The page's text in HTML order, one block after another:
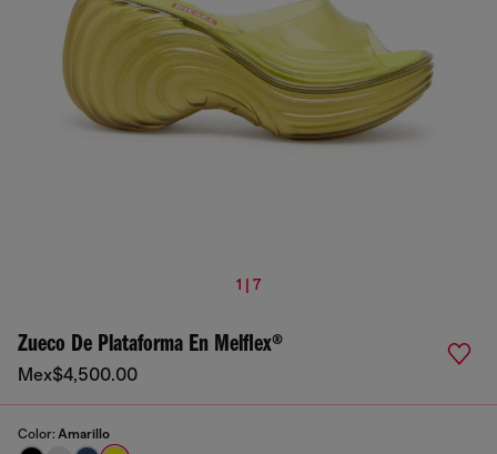
1 | 7
Zueco De Plataforma En Melflex®
Mex$4,500.00
Color: Amarillo